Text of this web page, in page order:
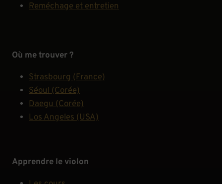
Reméchage et entretien
Où me trouver ?
Strasbourg (France)
Séoul (Corée)
Daegu (Corée)
Los Angeles (USA)
Apprendre le violon